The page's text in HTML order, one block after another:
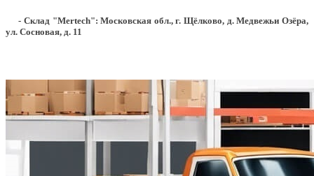
- Склад "Mertech": Московская обл., г. Щёлково, д. Медвежьи Озёра,
ул. Сосновая, д. 11